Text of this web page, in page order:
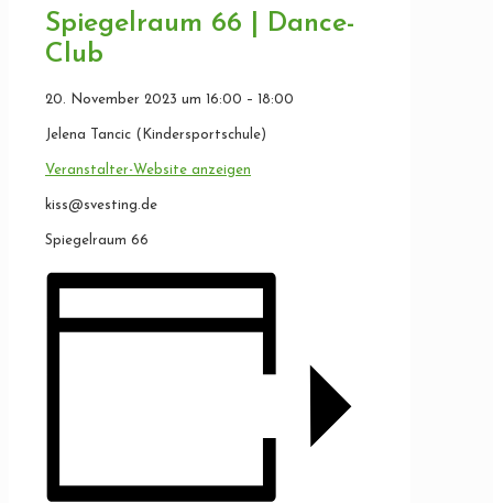
Spiegelraum 66 | Dance-
Club
20. November 2023 um 16:00 – 18:00
Jelena Tancic (Kindersportschule)
Veranstalter-Website anzeigen
kiss@svesting.de
Spiegelraum 66